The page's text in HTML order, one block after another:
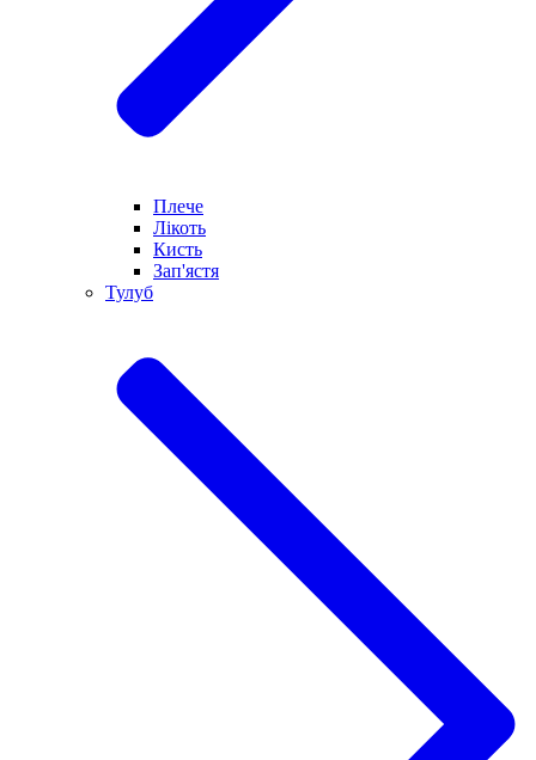
Плече
Лікоть
Кисть
Зап'ястя
Тулуб